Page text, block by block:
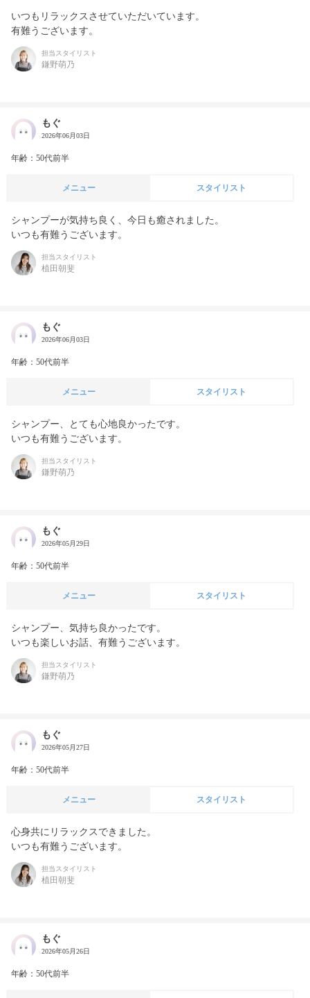
いつもリラックスさせていただいています。
有難うございます。
担当スタイリスト
鎌野萌乃
もぐ
2026年06月03日
年齢：50代前半
メニュー スタイリスト
シャンプーが気持ち良く、今日も癒されました。
いつも有難うございます。
担当スタイリスト
植田朝斐
もぐ
2026年06月03日
年齢：50代前半
メニュー スタイリスト
シャンプー、とても心地良かったです。
いつも有難うございます。
担当スタイリスト
鎌野萌乃
もぐ
2026年05月29日
年齢：50代前半
メニュー スタイリスト
シャンプー、気持ち良かったです。
いつも楽しいお話、有難うございます。
担当スタイリスト
鎌野萌乃
もぐ
2026年05月27日
年齢：50代前半
メニュー スタイリスト
心身共にリラックスできました。
いつも有難うございます。
担当スタイリスト
植田朝斐
もぐ
2026年05月26日
年齢：50代前半